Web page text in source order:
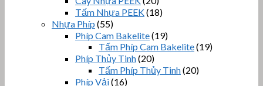
Tấm Nhựa PEEK(18)
Nhựa Phíp (55)
Phíp Cam Bakelite(19)
Tấm Phíp Cam Bakelite(19)
Phíp Thủy Tinh(20)
Tấm Phíp Thủy Tinh(20)
Phíp Vải(16)